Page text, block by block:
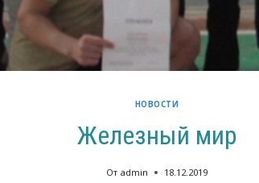
НОВОСТИ
Железный мир
От admin 18.12.2019